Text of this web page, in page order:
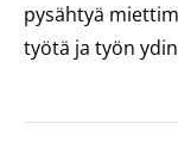
pysähtyä
työtä ja työn